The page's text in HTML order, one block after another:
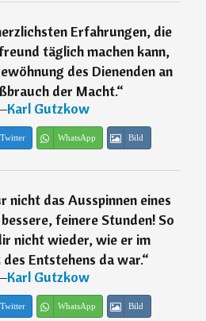
Erfahrungen, die
täglich machen kann,
des Dienenden an
der Macht.“
Karl Gutzkow
Twitter WhatsApp Bild
nicht das Ausspinnen eines
feinere Stunden! So
nicht wieder, wie er im
Entstehens da war.“
Karl Gutzkow
Twitter WhatsApp Bild